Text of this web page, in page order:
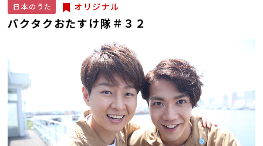
日本のうた オリジナル
パクタクおたすけ隊＃３２